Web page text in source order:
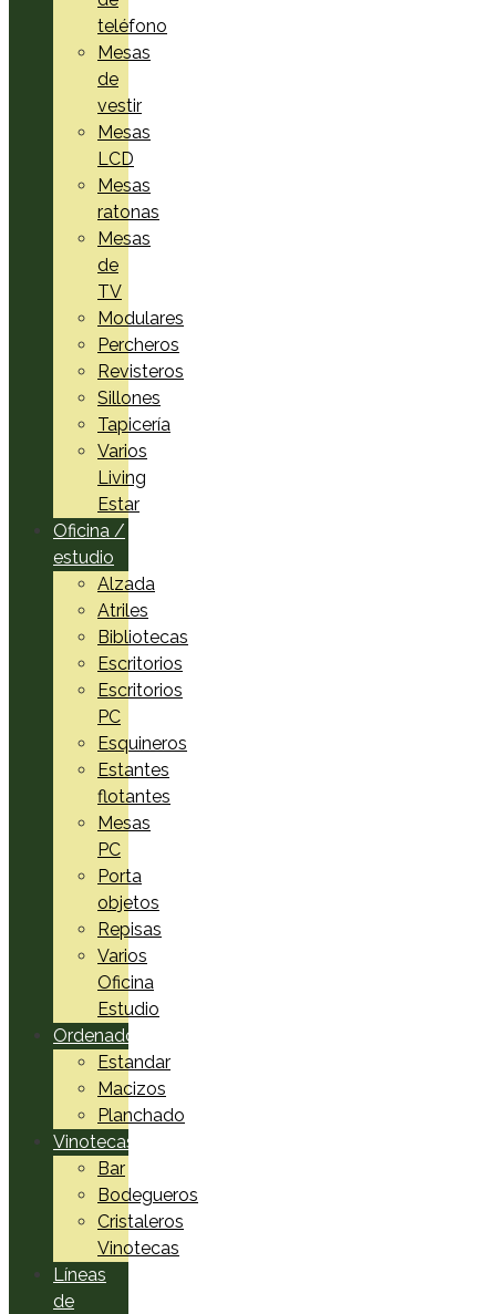
teléfono
Mesas
de
vestir
Mesas
LCD
Mesas
ratonas
Mesas
de
TV
Modulares
Percheros
Revisteros
Sillones
Tapicería
Varios
Living
Estar
Oficina /
estudio
Alzada
Atriles
Bibliotecas
Escritorios
Escritorios
PC
Esquineros
Estantes
flotantes
Mesas
PC
Porta
objetos
Repisas
Varios
Oficina
Estudio
Ordenadores
Estandar
Macizos
Planchado
Vinotecas
Bar
Bodegueros
Cristaleros
Vinotecas
Líneas
de